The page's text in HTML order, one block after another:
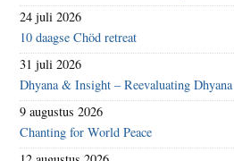
24 juli 2026
10 daagse Chöd retreat
31 juli 2026
Dhyana & Insight – Reevaluating Dhyana
9 augustus 2026
Chanting for World Peace